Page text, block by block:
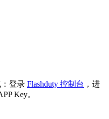
登录 Flashduty 控制台 ，进
Key。